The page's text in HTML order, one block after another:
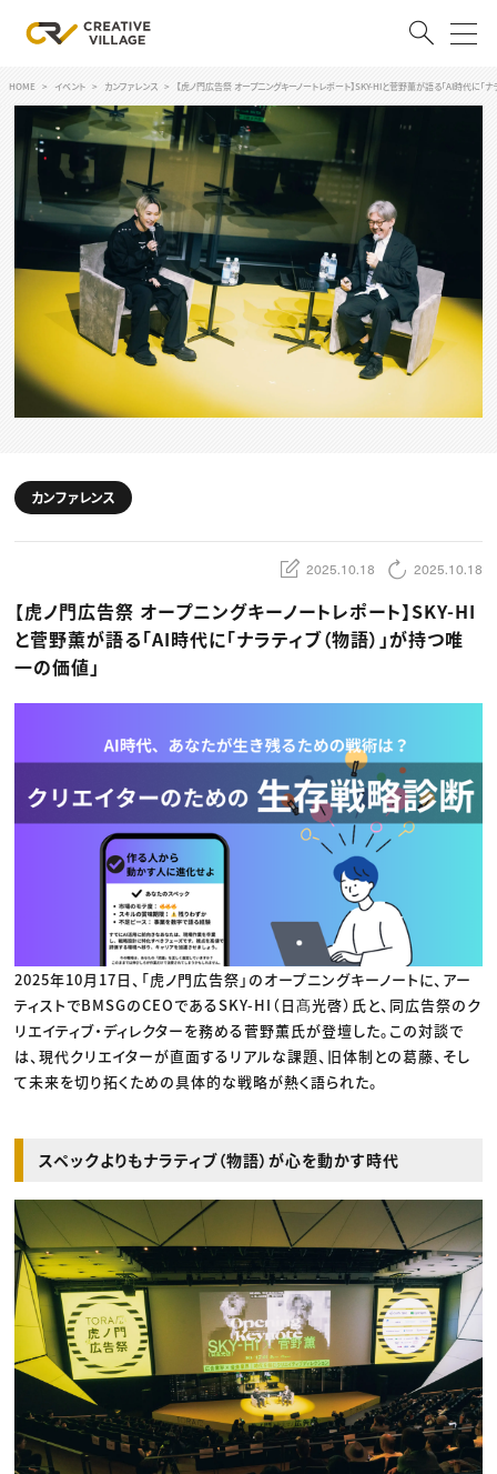
ACCOUNT
ログイン 会員登録
RECRUIT
クリエイター求人を探す
CREATIVE JOB求人検索
特集求人
採用説明会
転職支援サービス
CONTENTS
スキルアップしたい！
プログラミング
動画配信・映像制作
編集・ライティング
マーケティング
TOP Creator’s コラム トップ
Webクリエイター
アプリクリエイター
クリエイターインタビュー
C＆R Magazine
ニュース・トレンド トップ
Web
映像
ゲーム・エンタメ
出版
プロフェッショナル×つながる×メディア
HOME イベント カンファレンス 【虎ノ門広告祭 オープニングキーノートレポート】SKY-HIと菅野薫が語る「AI時代に「ナ
カンファレンス
2025.10.18 2025.10.18
【虎ノ門広告祭 オープニングキーノートレポート】SKY-HI
と菅野薫が語る「AI時代に「ナラティブ（物語）」が持つ唯
一の価値」
2025年10月17日、「虎ノ門広告祭」のオープニングキーノートに、アー
ティストでBMSGのCEOであるSKY-HI（日髙光啓）氏と、同広告祭のク
リエイティブ・ディレクターを務める菅野薫氏が登壇した。この対談で
は、現代クリエイターが直面するリアルな課題、旧体制との葛藤、そし
て未来を切り拓くための具体的な戦略が熱く語られた。
スペックよりもナラティブ（物語）が心を動かす時代